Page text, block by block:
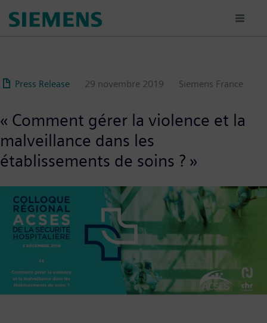
au
Press Release 29 novembre 2019 Siemens France
« Comment gérer la violence et la
malveillance dans les
établissements de soins ? »